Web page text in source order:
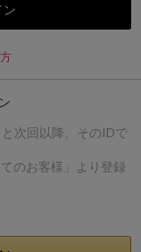
次回以降、そのIDで
のお客様」より登録